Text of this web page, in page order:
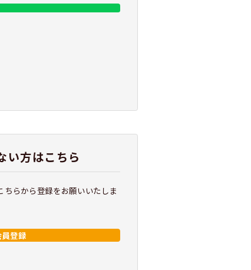
い方はこちら
らから登録をお願いいたしま
登録